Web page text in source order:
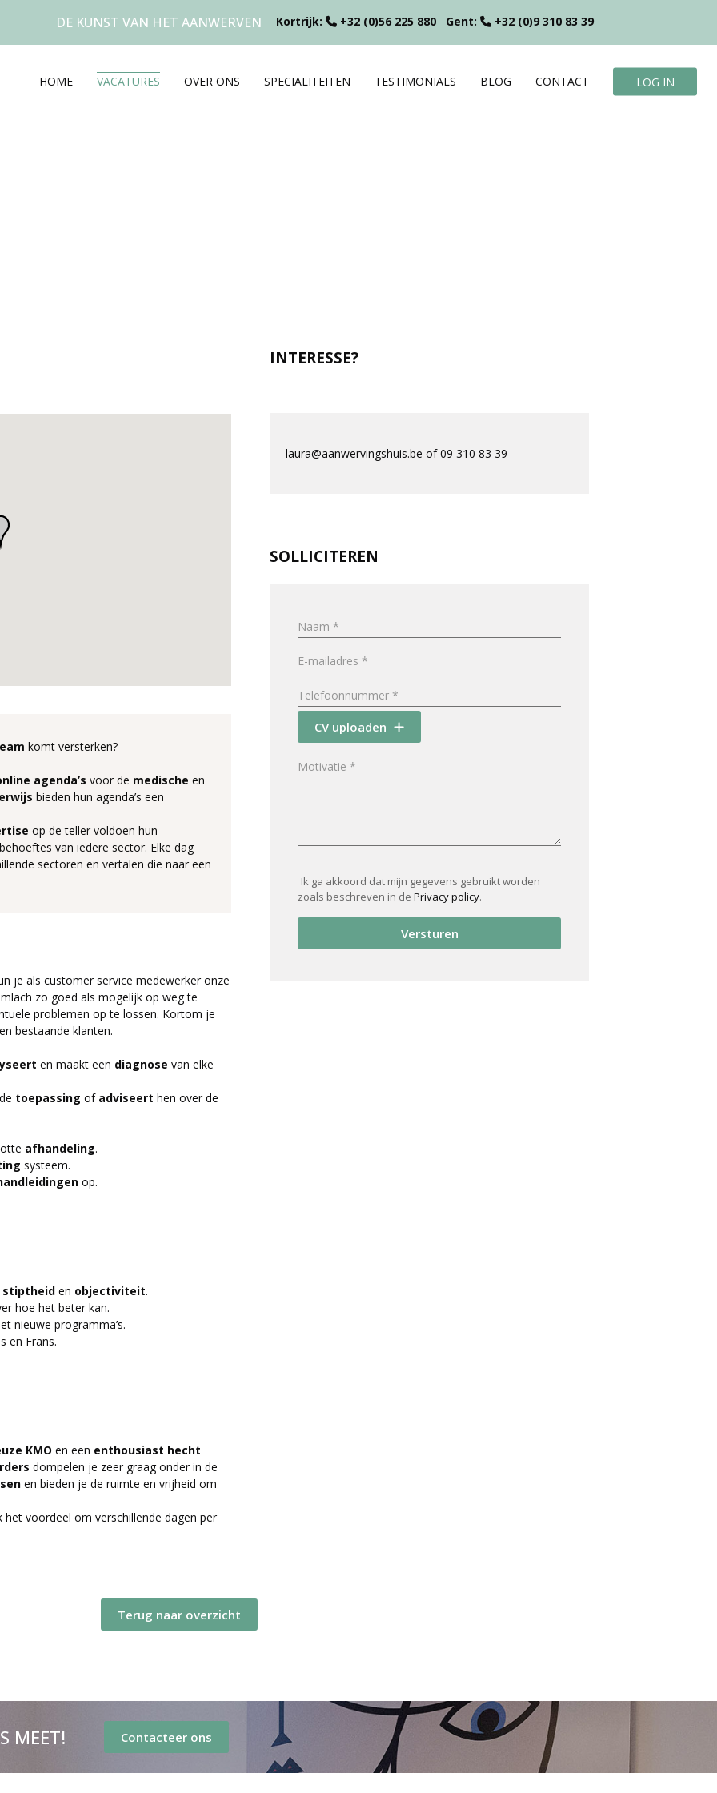
DE KUNST VAN HET AANWERVEN Kortrijk: +32 (0)56 225 880 Gent: +32 (0)9 310 83 39
HOME VACATURES OVER ONS SPECIALITEITEN TESTIMONIALS BLOG CONTACT LOG IN
komt versterken?
agenda’s voor de medische en
bieden hun agenda’s een
op de teller voldoen hun
van iedere sector. Elke dag
sectoren en vertalen die naar een
je als customer service medewerker onze
zo goed als mogelijk op weg te
problemen op te lossen. Kortom je
bestaande klanten.
en maakt een diagnose van elke
toepassing of adviseert hen over de
otte afhandeling.
systeem.
op.
stiptheid en objectiviteit.
hoe het beter kan.
nieuwe programma’s.
en Frans.
KMO en een enthousiast hecht
dompelen je zeer graag onder in de
en bieden je de ruimte en vrijheid om
voordeel om verschillende dagen per
INTERESSE?
laura@aanwervingshuis.be of 09 310 83 39
SOLLICITEREN
CV uploaden
Ik ga akkoord dat mijn gegevens gebruikt worden
zoals beschreven in dePrivacy policy.
Versturen
Terug naar overzicht
MEET! Contacteer ons